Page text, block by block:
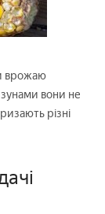
врожаю
вони не
різні